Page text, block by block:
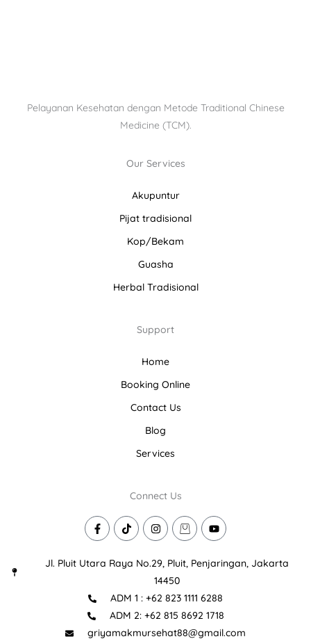
Pelayanan Kesehatan dengan Metode Traditional Chinese
Medicine (TCM).
Our Services
Akupuntur
Pijat tradisional
Kop/Bekam
Guasha
Herbal Tradisional
Support
Home
Booking Online
Contact Us
Blog
Services
Connect Us
F
a
e
b
k
T
i
t
o
I
n
t
a
g
a
m
I
c
n
-
o
p
p
i
Y
o
t
u
Jl. Pluit Utara Raya No.29, Pluit, Penjaringan, Jakarta
14450
ADM 1 : +62 823 1111 6288
ADM 2: +62 815 8692 1718
griyamakmursehat88@gmail.com